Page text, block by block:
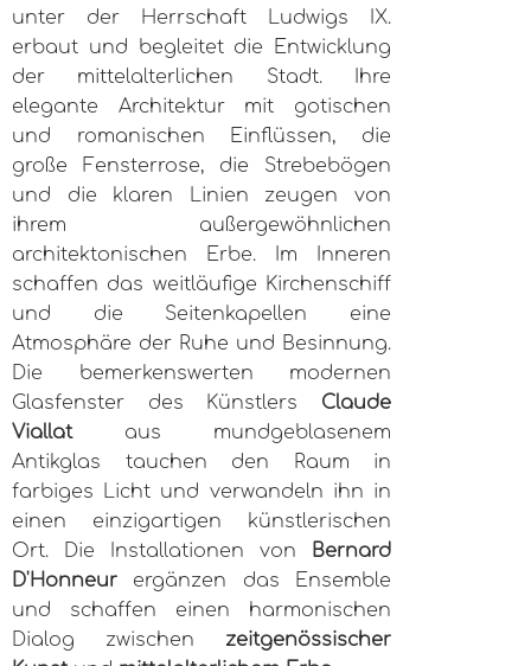
unter der Herrschaft Ludwigs IX.
erbaut und begleitet die Entwicklung
der mittelalterlichen Stadt. Ihre
elegante Architektur mit gotischen
und romanischen Einflüssen, die
große Fensterrose, die Strebebögen
und die klaren Linien zeugen von
ihrem außergewöhnlichen
architektonischen Erbe. Im Inneren
schaffen das weitläufige Kirchenschiff
und die Seitenkapellen eine
Atmosphäre der Ruhe und Besinnung.
Die bemerkenswerten modernen
Glasfenster des Künstlers Claude
Viallat aus mundgeblasenem
Antikglas tauchen den Raum in
farbiges Licht und verwandeln ihn in
einen einzigartigen künstlerischen
Ort. Die Installationen von Bernard
D'Honneur ergänzen das Ensemble
und schaffen einen harmonischen
Dialog zwischen zeitgenössischer